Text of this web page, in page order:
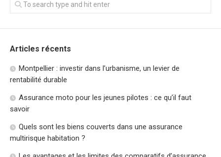
Articles récents
Montpellier : investir dans l’urbanisme, un levier de
rentabilité durable
Assurance moto pour les jeunes pilotes : ce qu’il faut
savoir
Quels sont les biens couverts dans une assurance
multirisque habitation ?